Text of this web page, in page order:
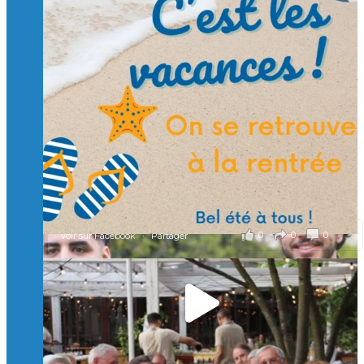
Charger plus Suivre sur Instagram
🙏 Soutenez l’Isep via la taxe d’apprentissage 2026
et contribuons ensemble à former les générations
d’ingénieurs de demain. 🙏
Merci à tous !
🎯 Taxe d’apprentissage 2026 : avec l'Isep, investissez pour
un numérique au service de l'humain !
À l’Isep, nous formons des ingénieurs, des bachelors, des
Mastères Spécialisés, qui allient excellence technologique et
valeurs humaines, au cœur de notre pro
...Voir plus
il y a 2 mois
0 0 0
Voir sur Facebook · Partager
🚀Afterwork à Genève 🚀
🥳 Le 22 avril dernier, 14 Alumni vivant / travaillant
en Suisse ont partagé un moment convivial de
retrouvailles et d'échanges !